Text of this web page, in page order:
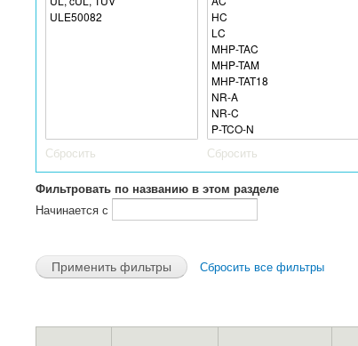
Сбросить Сбросить
Фильтровать по названию в этом разделе
Начинается с
Сбросить все фильтры
Страницы